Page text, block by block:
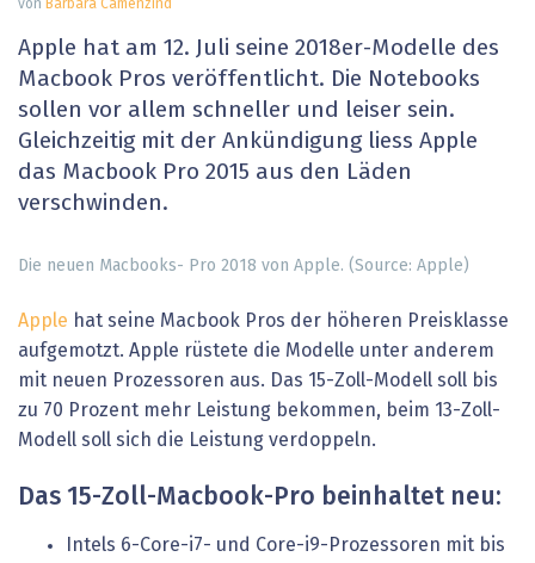
von Barbara Camenzind
Apple hat am 12. Juli seine 2018er-Modelle des
Macbook Pros veröffentlicht. Die Notebooks
sollen vor allem schneller und leiser sein.
Gleichzeitig mit der Ankündigung liess Apple
das Macbook Pro 2015 aus den Läden
verschwinden.
Die neuen Macbooks- Pro 2018 von Apple. (Source: Apple)
Apple hat seine Macbook Pros der höheren Preisklasse
aufgemotzt. Apple rüstete die Modelle unter anderem
mit neuen Prozessoren aus. Das 15-Zoll-Modell soll bis
zu 70 Prozent mehr Leistung bekommen, beim 13-Zoll-
Modell soll sich die Leistung verdoppeln.
Das 15-Zoll-Macbook-Pro beinhaltet neu:
Intels 6-Core-i7- und Core-i9-Prozessoren mit bis